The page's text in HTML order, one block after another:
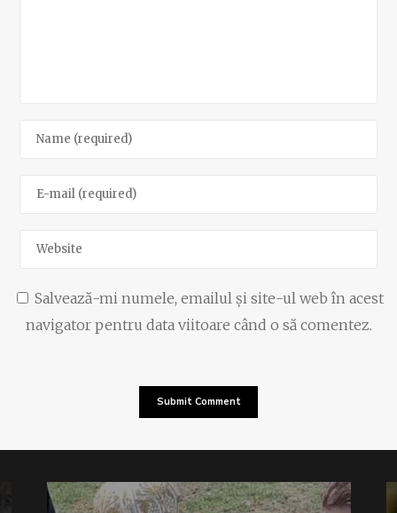
Salvează-mi numele, emailul și site-ul web în acest
navigator pentru data viitoare când o să comentez.